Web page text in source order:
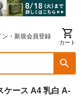
ン・新規会員登録
カート
ケース A4 乳白 A-